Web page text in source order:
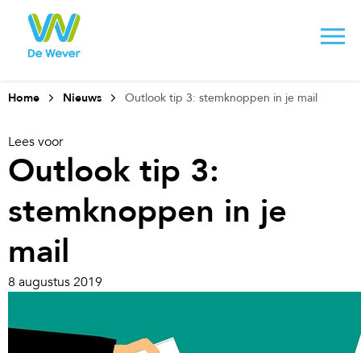
Home Nieuws Outlook tip 3: stemknoppen in je mail
Lees voor
Outlook tip 3:
stemknoppen in je
mail
8 augustus 2019